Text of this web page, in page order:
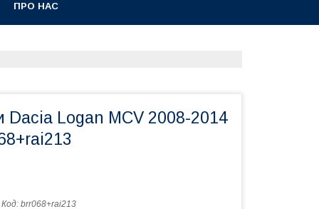
ПРО НАС
Dacia Logan MCV 2008-2014
Код: brr068+rai213